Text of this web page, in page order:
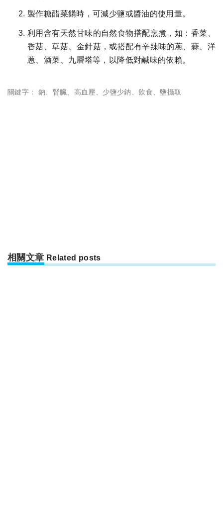
製作糖醋菜餚時，可減少鹽或醬油的使用量。
利用含有天然甘味的自然食物搭配烹煮，如：香菜、
香菇、草菇、金針菇，或搭配有辛辣味的蔥、蒜、洋
蔥、酒菜、九層塔等，以降低對鹹味的依賴。
關鍵字： 鈉 腎臟 高血壓 少鹽少鈉 、飲食 鹽攝取
相關文章 Related posts